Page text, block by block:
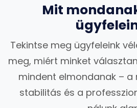
Mit
Tekintse meg ügyfeleink
meg, miért minket
mindent elmondanak –
stabilitás és a